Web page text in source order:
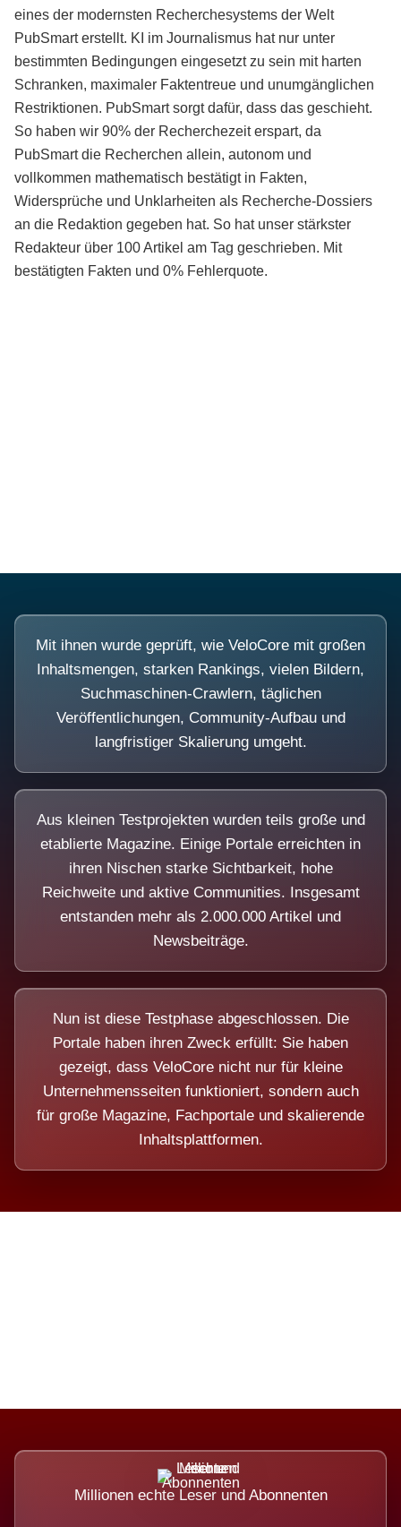
eines der modernsten Recherchesystems der Welt
PubSmart erstellt. KI im Journalismus hat nur unter
bestimmten Bedingungen eingesetzt zu sein mit harten
Schranken, maximaler Faktentreue und unumgänglichen
Restriktionen. PubSmart sorgt dafür, dass das geschieht.
So haben wir 90% der Recherchezeit erspart, da
PubSmart die Recherchen allein, autonom und
vollkommen mathematisch bestätigt in Fakten,
Widersprüche und Unklarheiten als Recherche-Dossiers
an die Redaktion gegeben hat. So hat unser stärkster
Redakteur über 100 Artikel am Tag geschrieben. Mit
bestätigten Fakten und 0% Fehlerquote.
Mit ihnen wurde geprüft, wie VeloCore mit großen
Inhaltsmengen, starken Rankings, vielen Bildern,
Suchmaschinen-Crawlern, täglichen
Veröffentlichungen, Community-Aufbau und
langfristiger Skalierung umgeht.
Aus kleinen Testprojekten wurden teils große und
etablierte Magazine. Einige Portale erreichten in
ihren Nischen starke Sichtbarkeit, hohe
Reichweite und aktive Communities. Insgesamt
entstanden mehr als 2.000.000 Artikel und
Newsbeiträge.
Nun ist diese Testphase abgeschlossen. Die
Portale haben ihren Zweck erfüllt: Sie haben
gezeigt, dass VeloCore nicht nur für kleine
Unternehmensseiten funktioniert, sondern auch
für große Magazine, Fachportale und skalierende
Inhaltsplattformen.
Millionen echte Leser und Abonnenten